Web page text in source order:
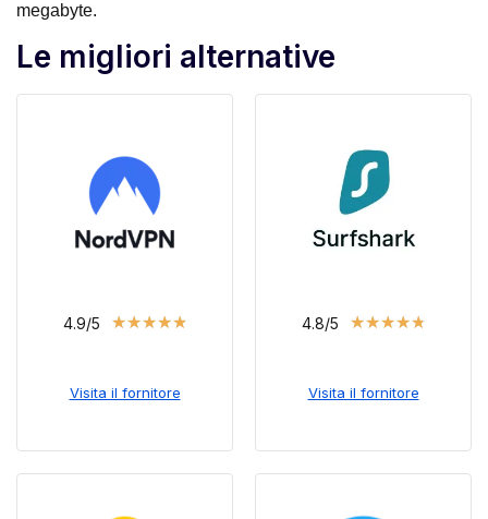
megabyte.
Le migliori alternative
4.9/5 ★★★★★
Visita il fornitore
4.8/5 ★★★★★
Visita il fornitore